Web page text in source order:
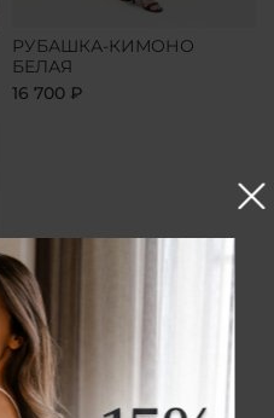
РУБАШКА-КИМОНО
БЕЛАЯ
16 700 ₽